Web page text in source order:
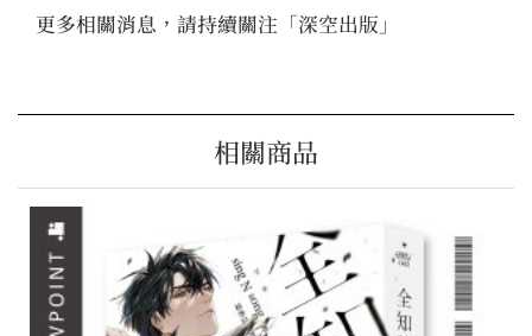
更多相關消息，請持續關注「深空出版 」
相關商品